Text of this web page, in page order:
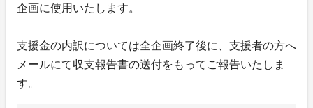
企画に使用いたします。
支援金の内訳については全企画終了後に、支援者の方へ
メールにて収支報告書の送付をもってご報告いたしま
す。